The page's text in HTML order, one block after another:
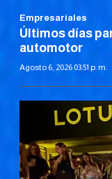
Empresariales
Últimos días
automotor
Agosto 6, 2026 03:51 p. m.